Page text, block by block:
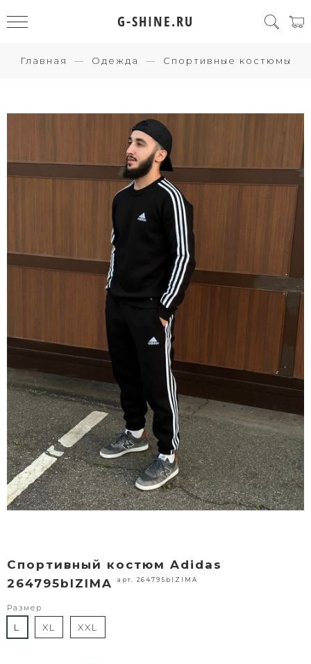
G-SHINE.RU
Главная Одежда Спортивные костюмы
Спортивный костюм Adidas
264795blZIMA
арт. 264795blZIMA
Размер
L XL XXL